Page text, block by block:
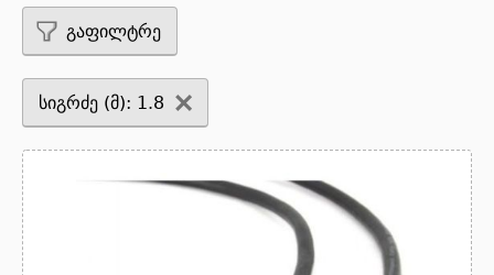
გაფილტრე
სიგრძე (მ): 1.8